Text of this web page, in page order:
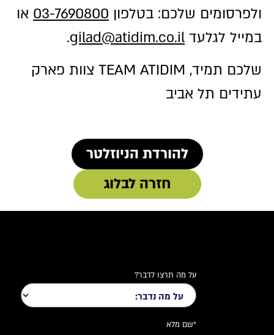
ולפרסומים שלכם: בטלפון 03-7690800 או
במייל לגלעד gilad@atidim.co.il
.
שלכם תמיד, TEAM ATIDIM צוות פארק
עתידים תל אביב
להורדת הניוזלטר
חזרה לבלוג
על מה תרצו לדבר?
*שם מלא